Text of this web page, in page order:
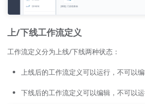
上/下线工作流定义
工作流定义分为上线/下线两种状态：
上线后的工作流定义可以运行，不可以编
下线后的工作流定义可以编辑，不可以运